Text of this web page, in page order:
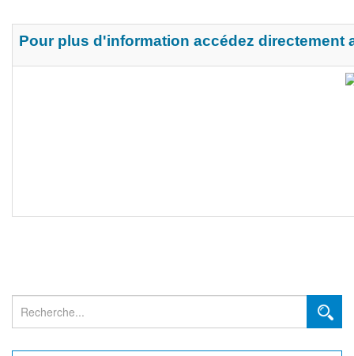
Pour plus d'information accédez directement